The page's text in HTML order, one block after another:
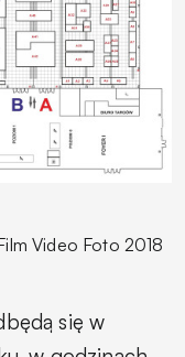
Video Foto 2018
się w